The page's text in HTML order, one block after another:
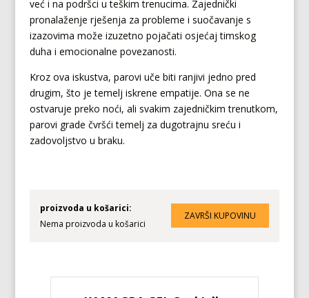
već i na podršci u teškim trenucima. Zajednički
pronalaženje rješenja za probleme i suočavanje s
izazovima može izuzetno pojačati osjećaj timskog
duha i emocionalne povezanosti.
Kroz ova iskustva, parovi uče biti ranjivi jedno pred
drugim, što je temelj iskrene empatije. Ona se ne
ostvaruje preko noći, ali svakim zajedničkim trenutkom,
parovi grade čvršći temelj za dugotrajnu sreću i
zadovoljstvo u braku.
proizvoda u košarici:
Nema proizvoda u košarici